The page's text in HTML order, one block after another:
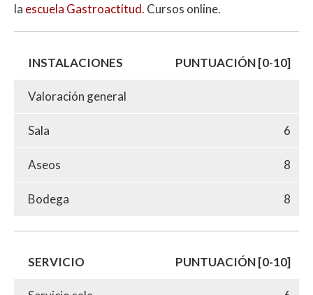
la escuela Gastroactitud. Cursos online.
INSTALACIONES PUNTUACIÓN [0-10]
Valoración general
Sala 6
Aseos 8
Bodega 8
SERVICIO PUNTUACIÓN [0-10]